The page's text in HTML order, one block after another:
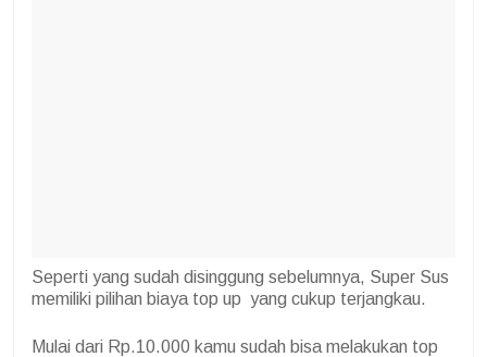
Seperti yang sudah disinggung sebelumnya, Super Sus
memiliki pilihan biaya top up yang cukup terjangkau.
Mulai dari Rp.10.000 kamu sudah bisa melakukan top